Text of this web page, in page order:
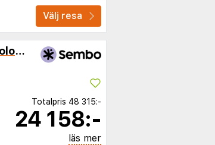
Välj resa
Privada Stays - Private Pools & Colorful-Chic Boutique Hotel
Totalpris 48 315:-
24 158:-
läs mer